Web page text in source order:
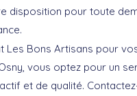
disposition pour toute
Les Bons Artisans pour
vous optez pour un
et de qualité.